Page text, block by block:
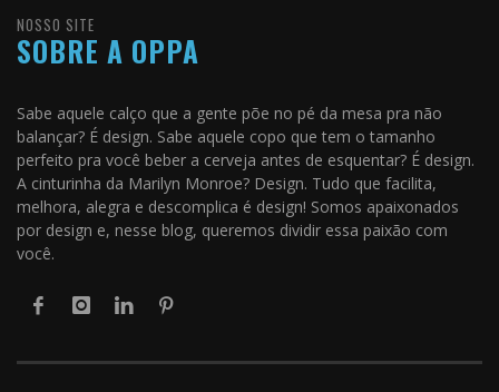
NOSSO SITE
SOBRE A OPPA
Sabe aquele calço que a gente põe no pé da mesa pra não
balançar? É design. Sabe aquele copo que tem o tamanho
perfeito pra você beber a cerveja antes de esquentar? É design.
A cinturinha da Marilyn Monroe? Design. Tudo que facilita,
melhora, alegra e descomplica é design! Somos apaixonados
por design e, nesse blog, queremos dividir essa paixão com
você.